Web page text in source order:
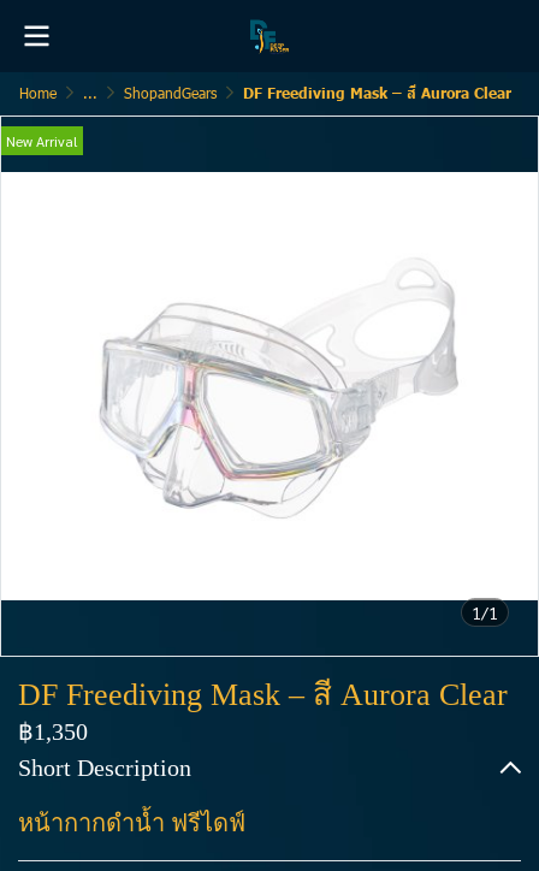
Home ... ShopandGears DF Freediving Mask – สี Aurora Clear
1/1
New Arrival
DF Freediving Mask – สี Aurora Clear
฿1,350
Short Description
หน้ากากดำน้ำ ฟรีไดฟ์